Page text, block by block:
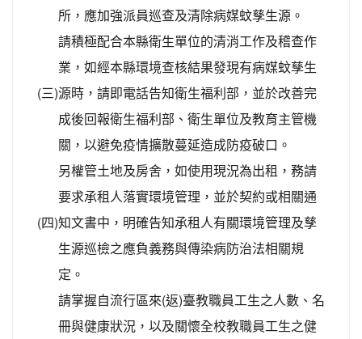
所，應加強派員巡查及清除病媒蚊孳生源。
(三)
請積極配合本縣衛生單位的清消工作及稽查作
業，如經本縣環境查核結果發現有病媒蚊孳生
源時，請即電話告知衛生福利部，並於改善完
成後回報衛生福利部、衛生單位及教育主管機
關，以避免疫情擴散蔓延造成防疫破口。
(四)
另權管土地及房舍，如使用現況為出租，務請
要求承租人落實環境管理，並於契約或相關通
知文書中，明確告知承租人有關環境管理及孳
生源巡檢之應負義務與傳染病防治法相關規
定。
請掌握自流行區來(返)臺教職員工生之人數、名
冊與健康狀況，以及關懷全校教職員工生之健